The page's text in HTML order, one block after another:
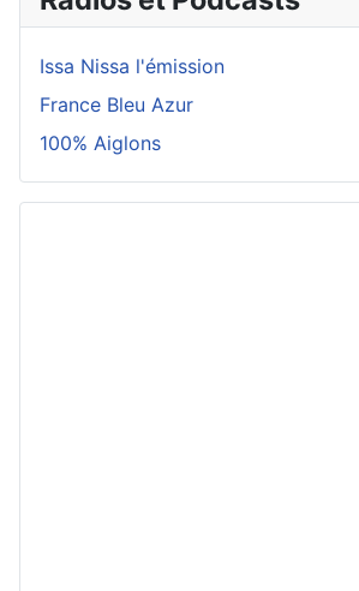
Issa Nissa l'émission
France Bleu Azur
100% Aiglons